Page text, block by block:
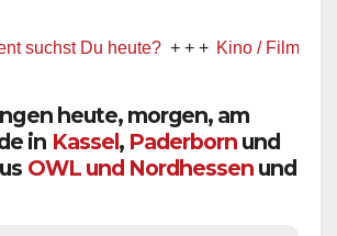
Du heute? + + + Kino / Film + + +
heute, morgen, am
in Kassel, Paderborn und
OWL und Nordhessen und